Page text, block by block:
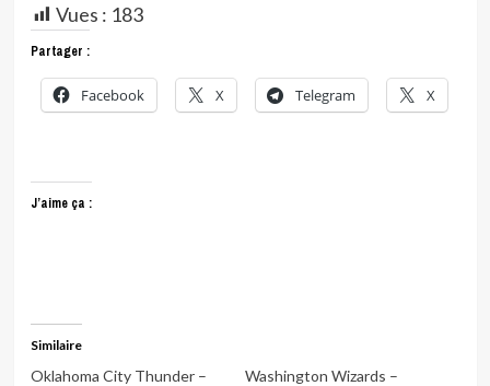
Vues : 183
Partager :
Facebook X Telegram X
J’aime ça :
Similaire
Oklahoma City Thunder –
Washington Wizards –